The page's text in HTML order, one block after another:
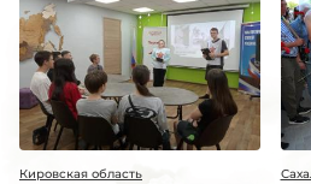
Кировская область